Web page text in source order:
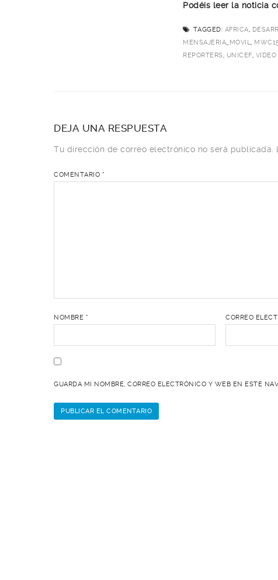
Podéis leer la noticia
TAGGED: AFRICA,
MENSAJERIA_MOVIL,
REPORTERS, UNICEF, VIDEO
DEJA UNA RESPUESTA
Tu dirección de correo electrónico no será publicada.
COMENTARIO *
NOMBRE * CORREO
GUARDA MI NOMBRE, CORREO ELECTRÓNICO Y WEB EN ESTE